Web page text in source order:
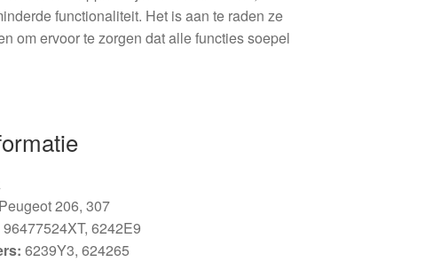
functionaliteit. Het is aan te raden ze
om ervoor te zorgen dat alle functies soepel
206, 307
96477524XT, 6242E9
6239Y3, 624265